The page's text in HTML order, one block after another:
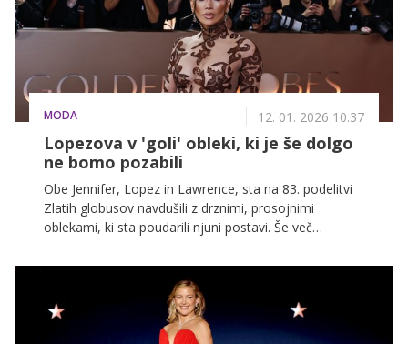
MODA 12. 01. 2026 10.37
Lopezova v 'goli' obleki, ki je še dolgo
ne bomo pozabili
Obe Jennifer, Lopez in Lawrence, sta na 83. podelitvi
Zlatih globusov navdušili z drznimi, prosojnimi
oblekami, ki sta poudarili njuni postavi. Še več
nadaljevanju.